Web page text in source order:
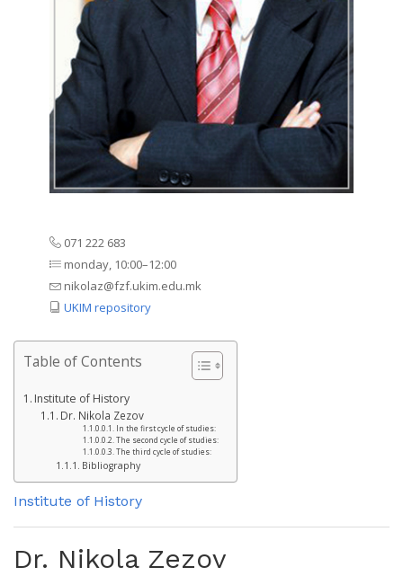
071 222 683
monday, 10:00–12:00
nikolaz@fzf.ukim.edu.mk
UKIM repository
Table of Contents
Institute of History
Dr. Nikola Zezov
In the first cycle of studies:
The second cycle of studies:
The third cycle of studies:
Bibliography
Institute of History
Dr. Nikola Zezov